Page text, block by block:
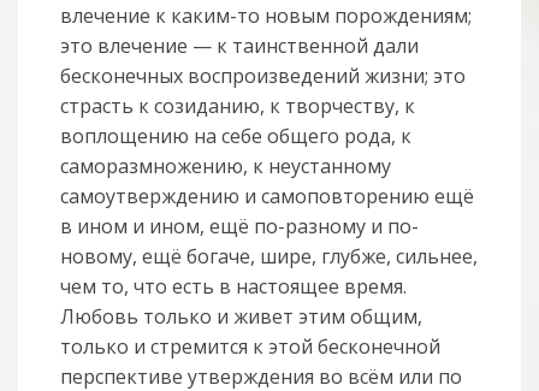
влечение к каким-то новым порождениям;
это влечение — к таинственной дали
бесконечных воспроизведений жизни; это
страсть к созиданию, к творчеству, к
воплощению на себе общего рода, к
саморазмножению, к неустанному
самоутверждению и самоповторению ещё
в ином и ином, ещё по-разному и по-
новому, ещё богаче, шире, глубже, сильнее,
чем то, что есть в настоящее время.
Любовь только и живет этим общим,
только и стремится к этой бесконечной
перспективе утверждения во всём или по